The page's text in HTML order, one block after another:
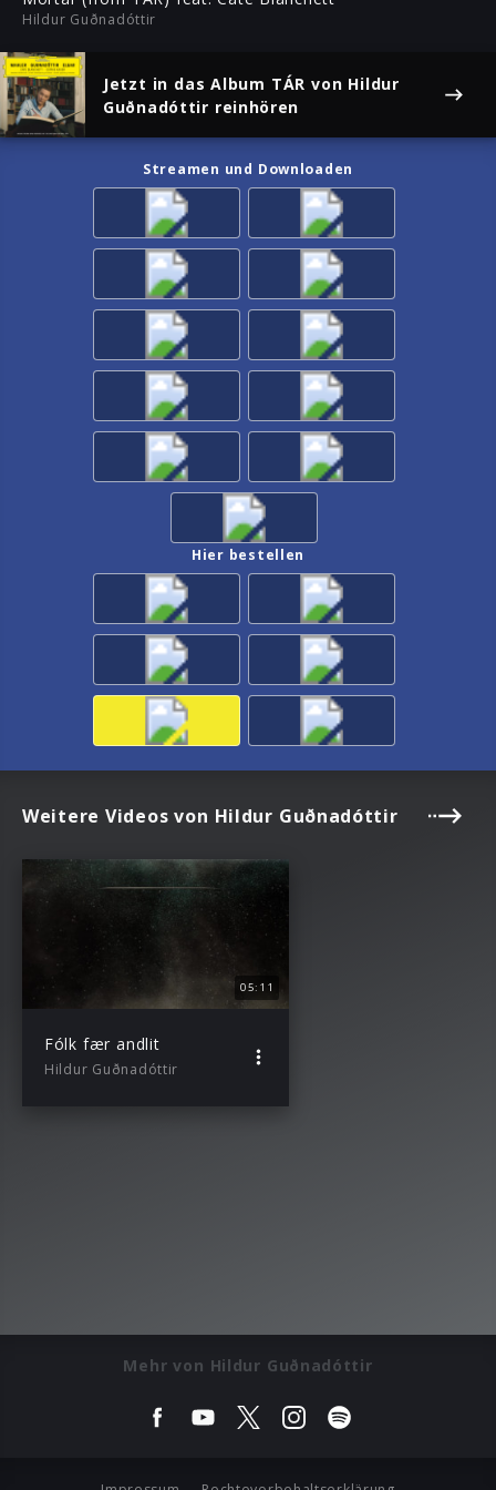
Hildur Guðnadóttir
Jetzt in das Album TÁR von Hildur
Guðnadóttir reinhören
Streamen und Downloaden
Hier bestellen
Weitere Videos von Hildur Guðnadóttir
05:11
Fólk fær andlit
Hildur Guðnadóttir
Mehr von Hildur Guðnadóttir